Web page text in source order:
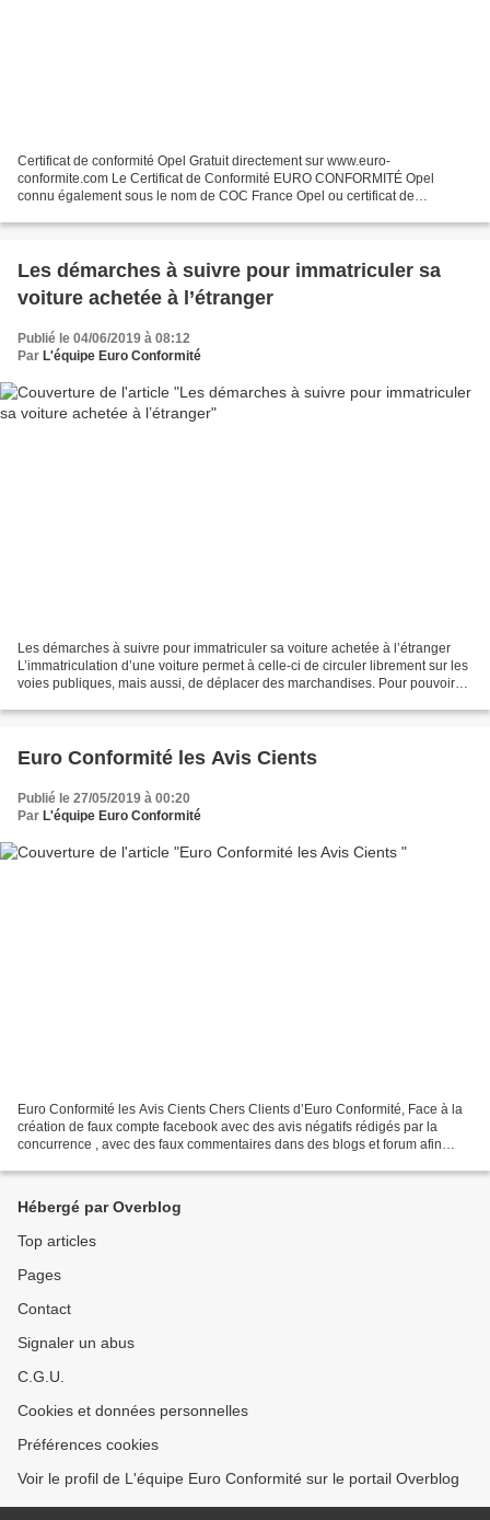
Certificat de conformité Opel Gratuit directement sur www.euro-
conformite.com Le Certificat de Conformité EURO CONFORMITÉ Opel
connu également sous le nom de COC France Opel ou certificat de
Les démarches à suivre pour immatriculer sa
voiture achetée à l’étranger
Publié le 04/06/2019 à 08:12
Par L'équipe Euro Conformité
Les démarches à suivre pour immatriculer sa voiture achetée à l’étranger
L’immatriculation d’une voiture permet à celle-ci de circuler librement sur les
voies publiques, mais aussi, de déplacer des marchandises. Pour pouvoir
Euro Conformité les Avis Cients
Publié le 27/05/2019 à 00:20
Par L'équipe Euro Conformité
Euro Conformité les Avis Cients Chers Clients d’Euro Conformité, Face à la
création de faux compte facebook avec des avis négatifs rédigés par la
concurrence , avec des faux commentaires dans des blogs et forum afin
Hébergé par Overblog
Top articles
Pages
Contact
Signaler un abus
C.G.U.
Cookies et données personnelles
Préférences cookies
Voir le profil de L'équipe Euro Conformité sur le portail Overblog